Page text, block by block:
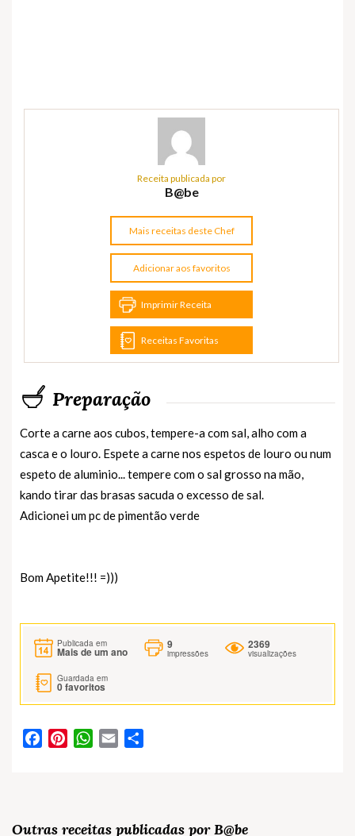
Receita publicada por
B@be
Mais receitas deste Chef
Adicionar aos favoritos
Imprimir Receita
Receitas Favoritas
Preparação
Corte a carne aos cubos, tempere-a com sal, alho com a
casca e o louro. Espete a carne nos espetos de louro ou num
espeto de aluminio... tempere com o sal grosso na mão,
kando tirar das brasas sacuda o excesso de sal.
Adicionei um pc de pimentão verde
Bom Apetite!!! =)))
Publicada em
Mais de um ano
9
impressões
2369
visualizações
Guardada em
0favoritos
FacebookPinterestWhatsApp
Email
Outras receitas publicadas por B@be